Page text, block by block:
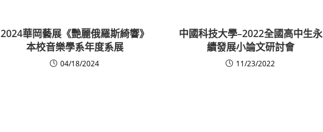
2024華岡藝展《艷麗俄羅斯綺響》
本校音樂學系年度系展
04/18/2024
中國科技大學–2022全國高中生永
續發展小論文研討會
11/23/2022